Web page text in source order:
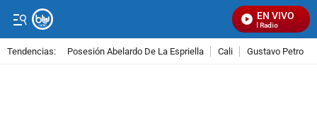
EN VIVO
Señal Visual Radio
Tendencias: Posesión Abelardo De La Espriella Cali Gustavo Petro